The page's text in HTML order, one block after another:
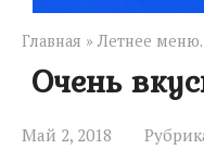
Главная » Летнее меню.
Очень
Май 2, 2018